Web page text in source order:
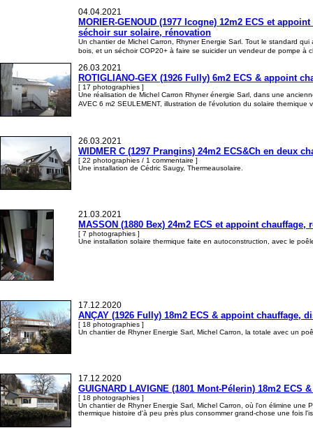
04.04.2021
MORIER-GENOUD (1977 Icogne) 12m2 ECS et
séchoir sur solaire, rénovation
Un chantier de Michel Carron, Rhyner Energie Sarl. Tout le standard
bois, et un séchoir COP20+ à faire se suicider un vendeur de pompe à
26.03.2021
ROTIGLIANO-GEX (1926 Fully) 6m2 ECS & appoint
[ 17 photographies ]
Une réalisation de Michel Carron Rhyner énergie Sarl, dans une
AVEC 6 m2 SEULEMENT, illustration de l'évolution du solaire
26.03.2021
WIDMER C (1297 Prangins) 24m2 ECS&Ch en deux
[ 22 photographies / 1 commentaire ]
Une installation de Cédric Saugy, Thermeausolaire.
21.03.2021
MASSON (1880 Bex) 24m2 ECS et appoint chauffage,
[ 7 photographies ]
Une installation solaire thermique faite en autoconstruction, avec le
17.12.2020
ANÇAY (1926 Fully) 18m2 ECS & appoint
[ 18 photographies ]
Un chantier de Rhyner Energie Sarl, Michel Carron, la totale avec un
17.12.2020
GUIGNARD LAVIGNE (1801 Mont-Pélerin) 18m2
[ 18 photographies ]
Un chantier de Rhyner Energie Sarl, Michel Carron, où l'on élimine
thermique histoire d'à peu près plus consommer grand-chose une fois